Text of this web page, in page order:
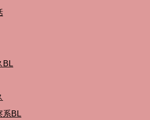
BL
系BL